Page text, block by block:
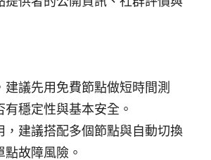
建議先用免費節點做短時間測
穩定性與基本安全。
，建議搭配多個節點與自動切換
故障風險。